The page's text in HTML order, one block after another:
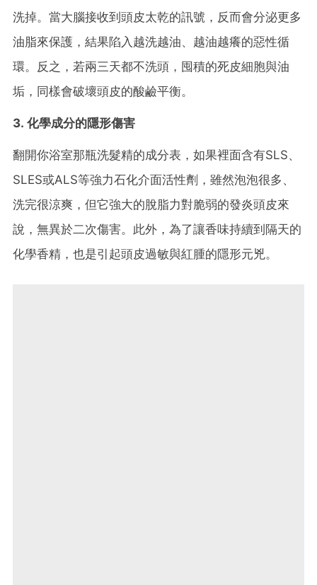
洗掉。當大腦接收到頭皮太乾的訊號，反而會分泌更多
油脂來保護，結果陷入越洗越油、越油越癢的惡性循
環。反之，若兩三天都不洗頭，囤積的死皮細胞與油
垢，同樣會破壞頭皮的酸鹼平衡。
3. 化學成分的隱形傷害
翻開你浴室那瓶洗髮精的成分表，如果裡面含有SLS、
SLES或ALS等強力石化介面活性劑，雖然泡泡很多、
洗完很涼爽，但它強大的脫脂力對脆弱的發炎頭皮來
說，無異於二次傷害。此外，為了讓香味持續到隔天的
化學香精，也是引起頭皮過敏與紅腫的隱形元兇。